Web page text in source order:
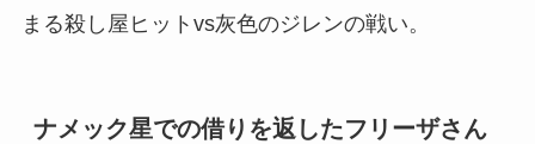
まる殺し屋ヒットvs灰色のジレンの戦い。
ナメック星での借りを返したフリーザさん